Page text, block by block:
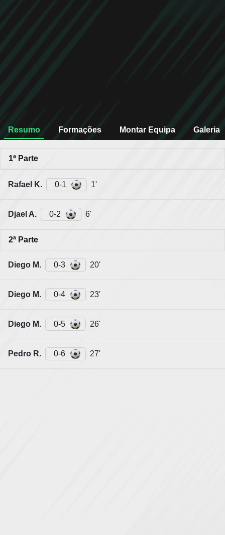
Resumo Formações Montar Equipa Galeria
1ª Parte
Rafael K. 0-1 1'
Djael A. 0-2 6'
2ª Parte
Diego M. 0-3 20'
Diego M. 0-4 23'
Diego M. 0-5 26'
Pedro R. 0-6 27'